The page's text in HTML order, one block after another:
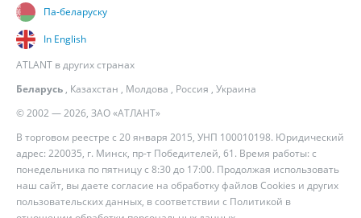
© 2002 — 2026, ЗАО «АТЛАНТ»
В торговом реестре с 20 января 2015, УНП 100010198. Юридический
адрес: 220035, г. Минск, пр-т Победителей, 61. Время работы: с
понедельника по пятницу с 8:30 до 17:00. Продолжая использовать
наш сайт, вы даете согласие на обработку файлов Cookies и других
пользовательских данных, в соответствии с Политикой в
Па-беларуску
In English
ATLANT в других странах
Беларусь , Казахстан , Молдова , Россия , Украина